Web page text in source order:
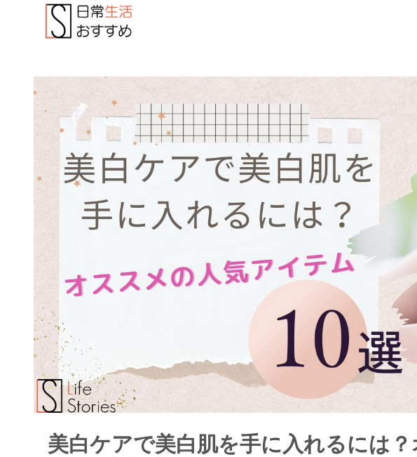
美白ケアで美白肌を手に入れるには